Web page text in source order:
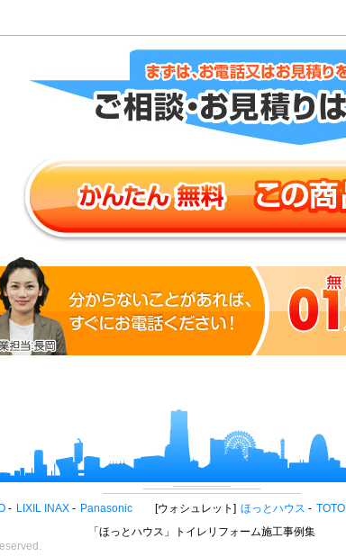
LIXIL INAX Panasonic ウォシュレット ほっとハウス TOTO
「ほっとハウス」トイレリフォーム施工事例集